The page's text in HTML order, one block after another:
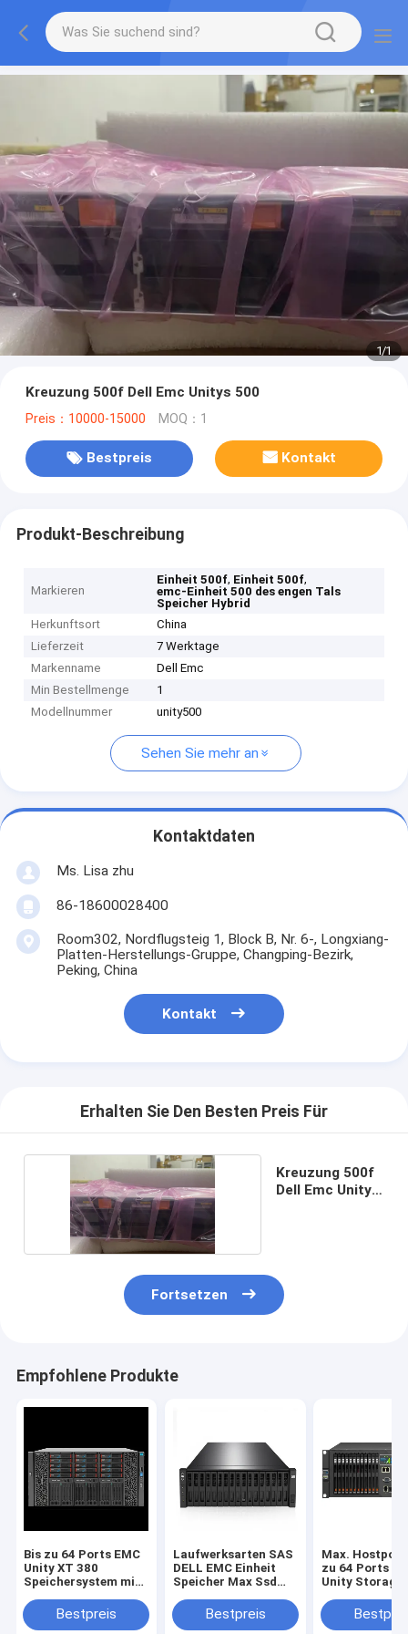
1/1
Kreuzung 500f Dell Emc Unitys 500
Preis：10000-15000 MOQ：1
Bestpreis Kontakt
Produkt-Beschreibung
Markieren
Einheit 500f, Einheit 500f,
emc-Einheit 500 des engen Tals
Speicher Hybrid
Herkunftsort
China
Lieferzeit
7 Werktage
Markenname
Dell Emc
Min Bestellmenge
1
Modellnummer
unity500
Sehen Sie mehr an
Kontaktdaten
Ms. Lisa zhu
86-18600028400
Room302, Nordflugsteig 1, Block B, Nr. 6-, Longxiang-
Platten-Herstellungs-Gruppe, Changping-Bezirk,
Peking, China
Kontakt
Erhalten Sie Den Besten Preis Für
Kreuzung 500f
Dell Emc Unitys
Fortsetzen
Empfohlene Produkte
Bis zu 64 Ports EMC
Unity XT 380
Speichersystem mit
API Management-
Schnittstelle zur
Bestpreis
Laufwerksarten SAS
DELL EMC Einheit
Speicher Max Ssd
Maxhostports Bis zu
64 Ports Skalierbare
Bestpreis
Max.
zu 64 Ports
Unity Storage
bietet